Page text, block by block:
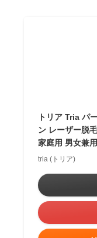
トリア Tria パ
ン レーザー脱
家庭用 男女兼用
tria (トリア)